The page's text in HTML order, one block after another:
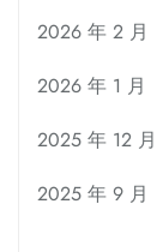
2026 年 2 月
2026 年 1 月
2025 年 12 月
2025 年 9 月